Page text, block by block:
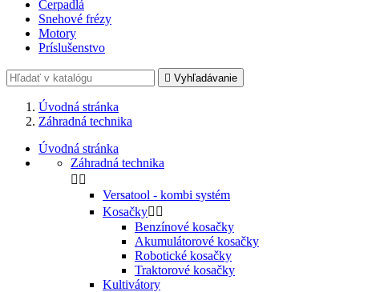
Čerpadlá
Snehové frézy
Motory
Príslušenstvo
 Vyhľadávanie
Úvodná stránka
Záhradná technika
Úvodná stránka
Záhradná technika
 
Versatool - kombi systém
Kosačky 
Benzínové kosačky
Akumulátorové kosačky
Robotické kosačky
Traktorové kosačky
Kultivátory